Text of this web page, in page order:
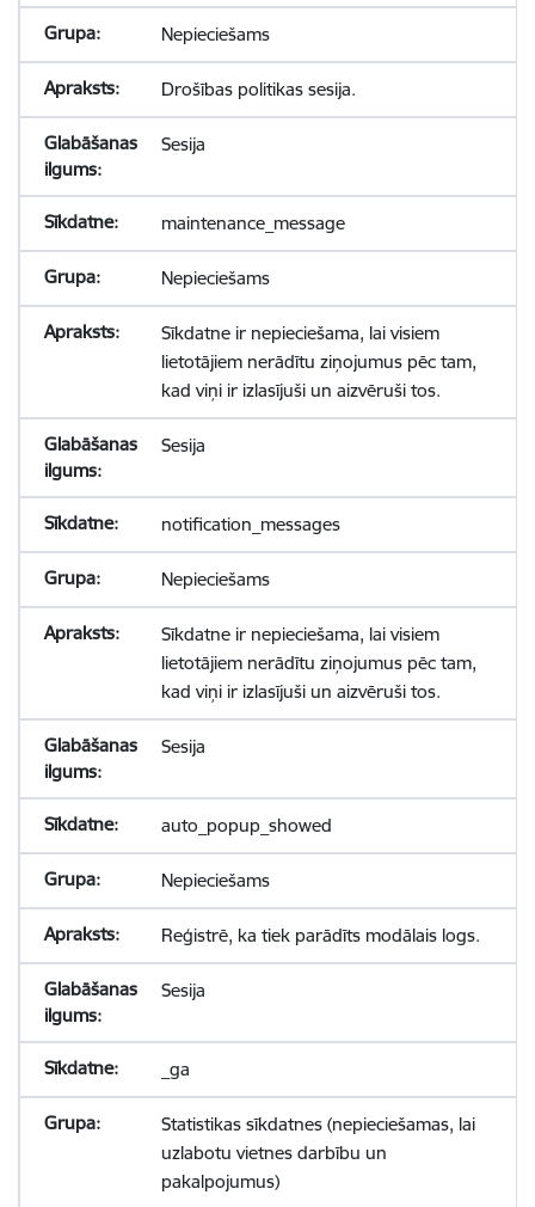
Nepieciešams
Drošības politikas sesija.
Sesija
maintenance_message
Nepieciešams
Sīkdatne ir nepieciešama, lai visiem
lietotājiem nerādītu ziņojumus pēc tam,
kad viņi ir izlasījuši un aizvēruši tos.
Sesija
notification_messages
Nepieciešams
Sīkdatne ir nepieciešama, lai visiem
lietotājiem nerādītu ziņojumus pēc tam,
kad viņi ir izlasījuši un aizvēruši tos.
Sesija
auto_popup_showed
Nepieciešams
Reģistrē, ka tiek parādīts modālais logs.
Sesija
_ga
Statistikas sīkdatnes (nepieciešamas, lai
uzlabotu vietnes darbību un
pakalpojumus)